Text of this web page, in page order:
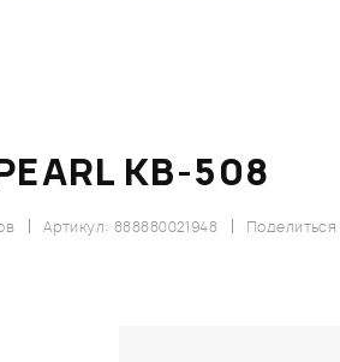
KB-508
Поделиться
Артикул: 888880021948